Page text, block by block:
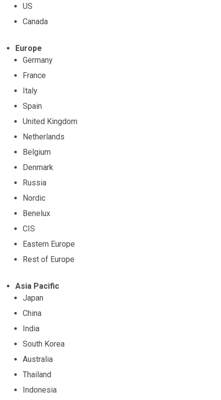
US
Canada
Europe
Germany
France
Italy
Spain
United Kingdom
Netherlands
Belgium
Denmark
Russia
Nordic
Benelux
CIS
Eastern Europe
Rest of Europe
Asia Pacific
Japan
China
India
South Korea
Australia
Thailand
Indonesia